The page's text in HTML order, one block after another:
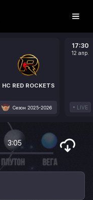
HC RED ROCKETS
Сезон 2025-2026
17:30
12 апр.
LIVE
3:05